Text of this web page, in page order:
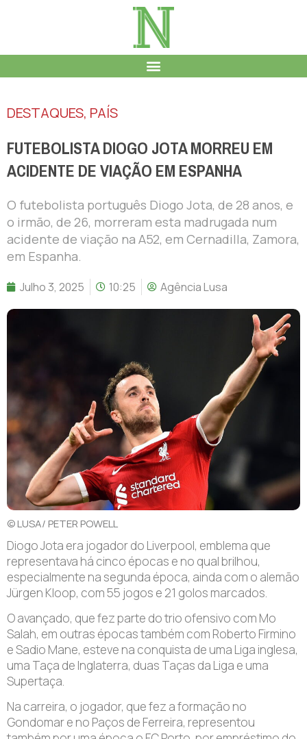
DESTAQUES, PAÍS
FUTEBOLISTA DIOGO JOTA MORREU EM
ACIDENTE DE VIAÇÃO EM ESPANHA
O futebolista português Diogo Jota, de 28 anos, e
o irmão, de 26, morreram esta madrugada num
acidente de viação na A52, em Cernadilla, Zamora,
em Espanha.
Julho 3, 2025 10:25 Agência Lusa
© LUSA/ PETER POWELL
Diogo Jota era jogador do Liverpool, emblema que
representava há cinco épocas e no qual brilhou,
especialmente na segunda época, ainda com o alemão
Jürgen Kloop, com 55 jogos e 21 golos marcados.
O avançado, que fez parte do trio ofensivo com Mo
Salah, em outras épocas também com Roberto Firmino
e Sadio Mane, esteve na conquista de uma Liga inglesa,
uma Taça de Inglaterra, duas Taças da Liga e uma
Supertaça.
Na carreira, o jogador, que fez a formação no
Gondomar e no Paços de Ferreira, representou